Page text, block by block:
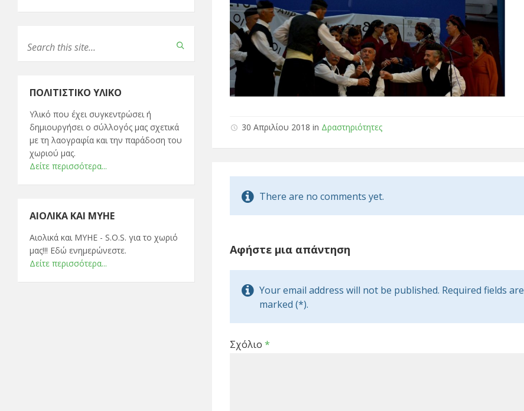
30 Απριλίου 2018 in Δραστηριότητες
There are no comments yet.
Αφήστε μια απάντηση
Your email address will not be published. Required fields are
marked (*).
Σχόλιο *
ΠΟΛΙΤΙΣΤΙΚΌ ΥΛΙΚΌ
Υλικό που έχει συγκεντρώσει ή
δημιουργήσει ο σύλλογός μας σχετικά
με τη λαογραφία και την παράδοση του
χωριού μας.
Δείτε περισσότερα...
ΑΙΟΛΙΚΆ ΚΑΙ ΜΥΗΕ
Αιολικά και ΜΥΗΕ - S.O.S. για το χωριό
μας!!! Εδώ ενημερώνεστε.
Δείτε περισσότερα...